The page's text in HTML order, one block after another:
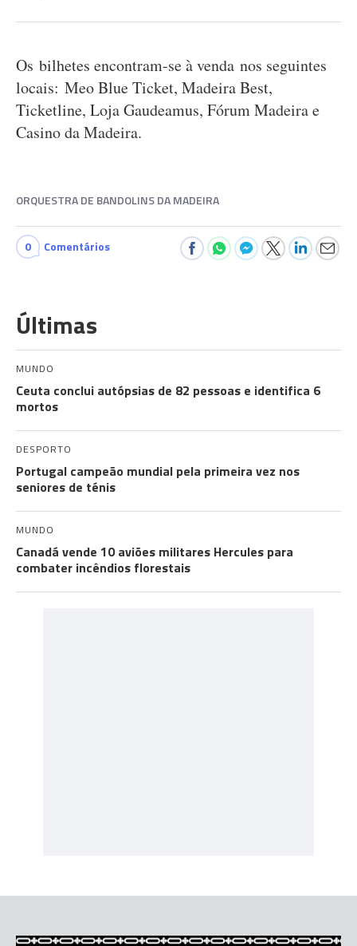
Os bilhetes encontram-se à venda nos seguintes
locais: Meo Blue Ticket, Madeira Best,
Ticketline, Loja Gaudeamus, Fórum Madeira e
Casino da Madeira.
ORQUESTRA DE BANDOLINS DA MADEIRA
0 Comentários
Últimas
MUNDO
Ceuta conclui autópsias de 82 pessoas e identifica 6
mortos
DESPORTO
Portugal campeão mundial pela primeira vez nos
seniores de ténis
MUNDO
Canadá vende 10 aviões militares Hercules para
combater incêndios florestais